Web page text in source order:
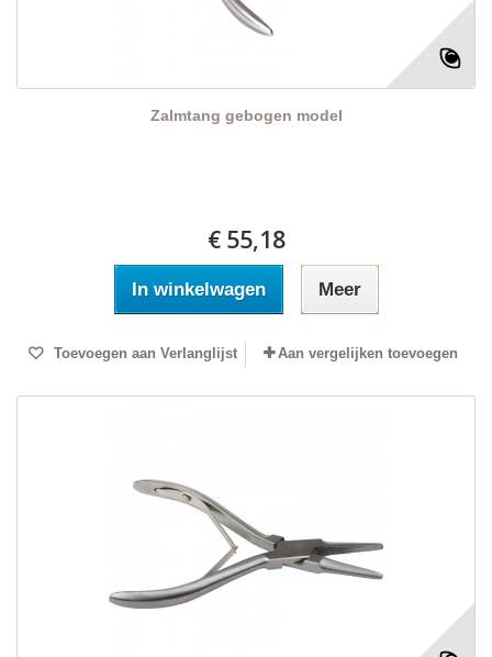
Zalmtang gebogen model
€ 55,18
In winkelwagen Meer
Toevoegen aan Verlanglijst Aan vergelijken toevoegen